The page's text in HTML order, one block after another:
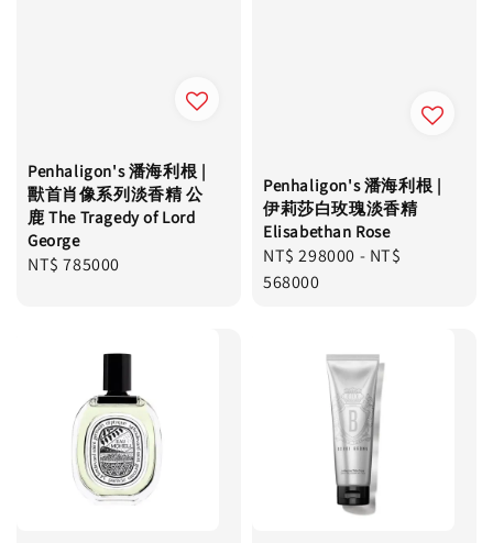
Penhaligon's 潘海利根 |
獸首肖像系列淡香精 公
鹿 The Tragedy of Lord
George
Regular
NT$ 785000
Penhaligon's 潘海利根 |
伊莉莎白玫瑰淡香精
Elisabethan Rose
Regular
price
NT$ 298000 - NT$
568000